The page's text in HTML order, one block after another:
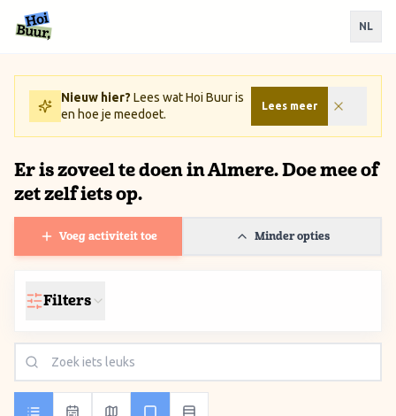
Ga naar inhoud / Skip to content
NL
Nieuw hier? Lees wat Hoi Buur is
en hoe je meedoet.
Lees meer
Er is zoveel te doen in Almere. Doe mee of
zet zelf iets op.
Voeg activiteit toe Minder opties
Filters